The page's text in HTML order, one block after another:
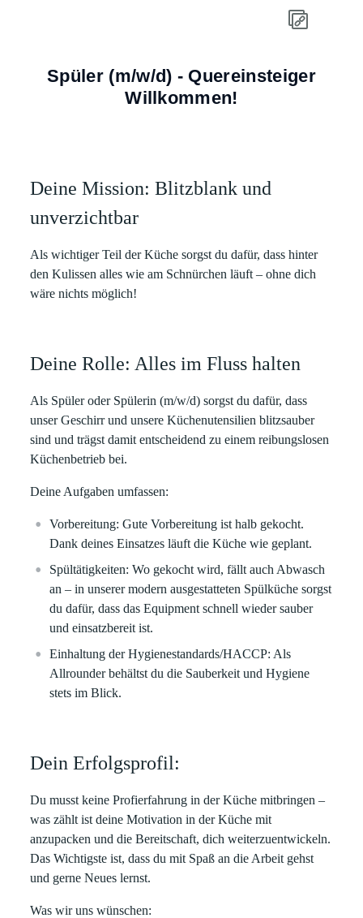
Spüler (m/w/d) - Quereinsteiger
Willkommen!
Deine Mission: Blitzblank und
unverzichtbar
Als wichtiger Teil der Küche sorgst du dafür, dass hinter
den Kulissen alles wie am Schnürchen läuft – ohne dich
wäre nichts möglich!
Deine Rolle: Alles im Fluss halten
Als Spüler oder Spülerin (m/w/d) sorgst du dafür, dass
unser Geschirr und unsere Küchenutensilien blitzsauber
sind und trägst damit entscheidend zu einem reibungslosen
Küchenbetrieb bei.
Deine Aufgaben umfassen:
Vorbereitung: Gute Vorbereitung ist halb gekocht.
Dank deines Einsatzes läuft die Küche wie geplant.
Spültätigkeiten: Wo gekocht wird, fällt auch Abwasch
an – in unserer modern ausgestatteten Spülküche sorgst
du dafür, dass das Equipment schnell wieder sauber
und einsatzbereit ist.
Einhaltung der Hygienestandards/HACCP: Als
Allrounder behältst du die Sauberkeit und Hygiene
stets im Blick.
Dein Erfolgsprofil:
Du musst keine Profierfahrung in der Küche mitbringen –
was zählt ist deine Motivation in der Küche mit
anzupacken und die Bereitschaft, dich weiterzuentwickeln.
Das Wichtigste ist, dass du mit Spaß an die Arbeit gehst
und gerne Neues lernst.
Was wir uns wünschen: